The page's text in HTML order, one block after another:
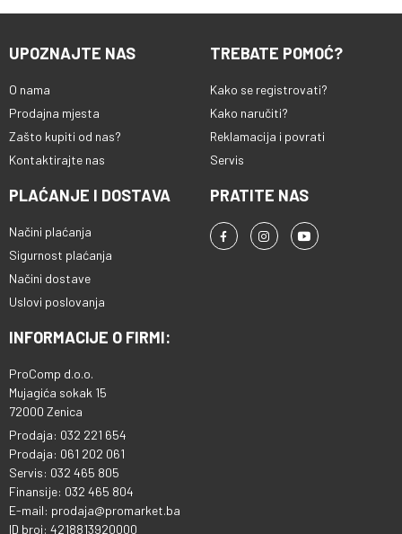
UPOZNAJTE NAS
O nama
Prodajna mjesta
Zašto kupiti od nas?
Kontaktirajte nas
TREBATE POMOĆ?
Kako se registrovati?
Kako naručiti?
Reklamacija i povrati
Servis
PLAĆANJE I DOSTAVA
Načini plaćanja
Sigurnost plaćanja
Načini dostave
Uslovi poslovanja
PRATITE NAS
INFORMACIJE O FIRMI:
ProComp d.o.o.
Mujagića sokak 15
72000 Zenica
Prodaja: 032 221 654
Prodaja: 061 202 061
Servis: 032 465 805
Finansije: 032 465 804
E-mail: prodaja@promarket.ba
ID broj: 4218813920000